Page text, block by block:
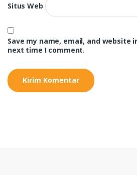
Situs Web
Save my name, email, and website
next time I comment.